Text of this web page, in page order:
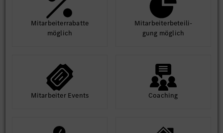
Mit­arbeiter­rabatte
möglich
Mit­arbeiter­beteili­
gung möglich
Mit­arbeiter Events Coaching